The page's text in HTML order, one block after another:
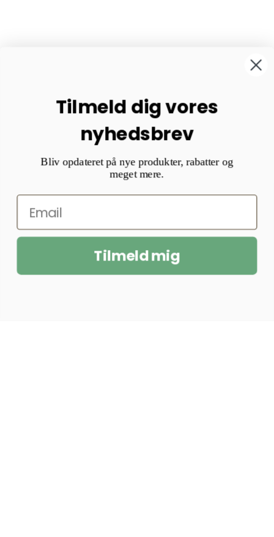
Tilmeld dig vores
nyhedsbrev
Bliv opdateret på nye produkter, rabatter og
meget mere.
Tilmeld mig